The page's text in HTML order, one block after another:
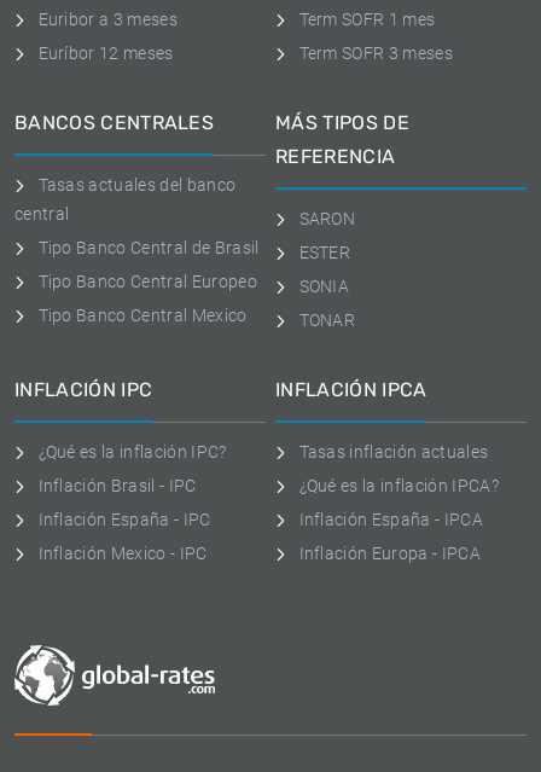
Euribor a 3 meses
Euríbor 12 meses
Term SOFR 1 mes
Term SOFR 3 meses
BANCOS CENTRALES
Tasas actuales del banco
central
Tipo Banco Central de Brasil
Tipo Banco Central Europeo
Tipo Banco Central Mexico
MÁS TIPOS DE
REFERENCIA
SARON
ESTER
SONIA
TONAR
INFLACIÓN IPC
¿Qué es la inflación IPC?
Inflación Brasil - IPC
Inflación España - IPC
Inflación Mexico - IPC
INFLACIÓN IPCA
Tasas inflación actuales
¿Qué es la inflación IPCA?
Inflación España - IPCA
Inflación Europa - IPCA